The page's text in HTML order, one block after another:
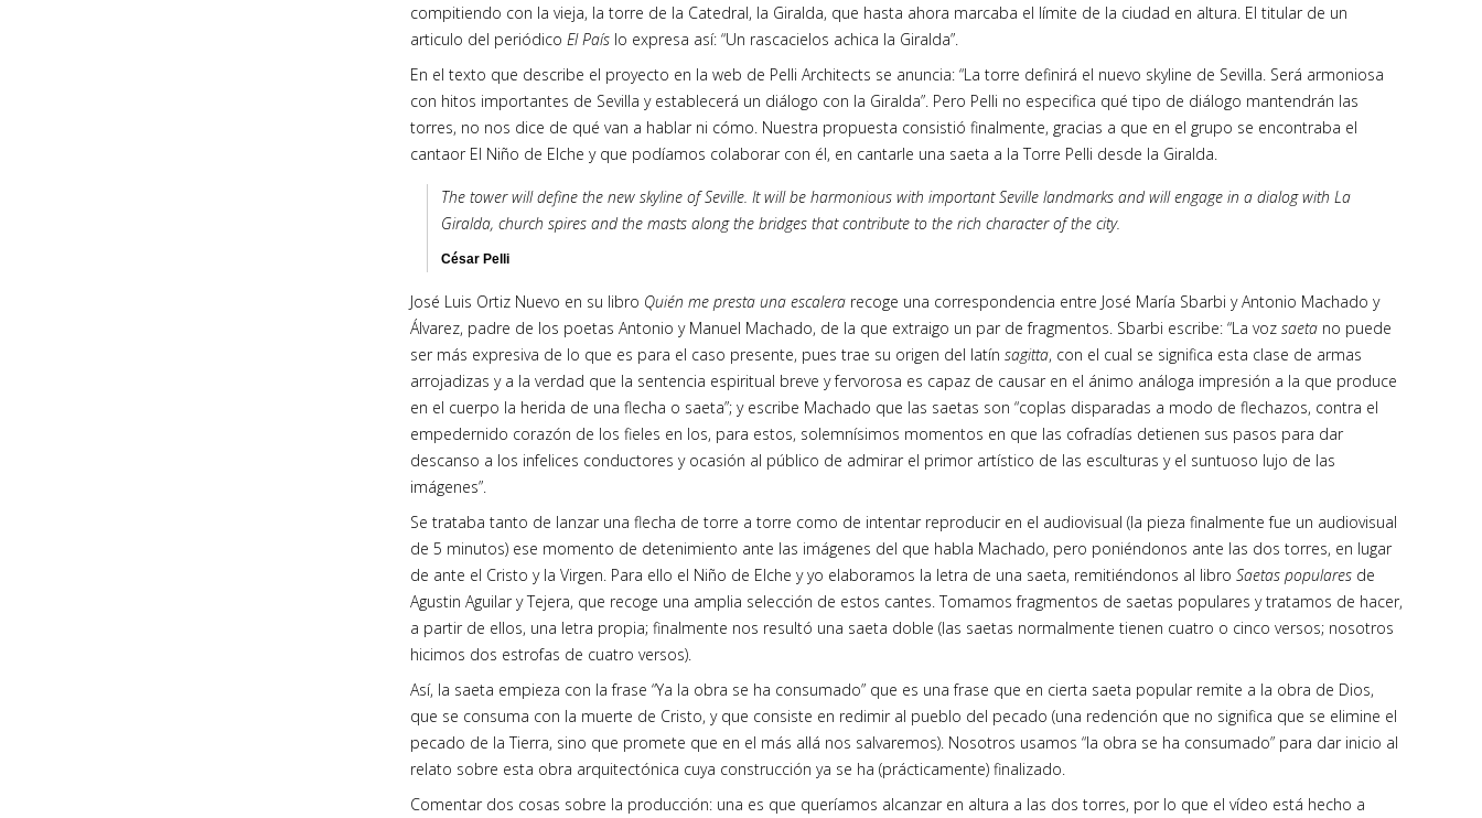
compitiendo con la vieja, la torre de la Catedral, la Giralda, que hasta ahora marcaba el límite de la ciudad en altura. El titular de un
articulo del periódico El País lo expresa así: “Un rascacielos achica la Giralda”.
En el texto que describe el proyecto en la web de Pelli Architects se anuncia: “La torre definirá el nuevo skyline de Sevilla. Será armoniosa
con hitos importantes de Sevilla y establecerá un diálogo con la Giralda”. Pero Pelli no especifica qué tipo de diálogo mantendrán las
torres, no nos dice de qué van a hablar ni cómo. Nuestra propuesta consistió finalmente, gracias a que en el grupo se encontraba el
cantaor El Niño de Elche y que podíamos colaborar con él, en cantarle una saeta a la Torre Pelli desde la Giralda.
The tower will define the new skyline of Seville. It will be harmonious with important Seville landmarks and will engage in a dialog with La
Giralda, church spires and the masts along the bridges that contribute to the rich character of the city.
César Pelli
José Luis Ortiz Nuevo en su libro Quién me presta una escalera recoge una correspondencia entre José María Sbarbi y Antonio Machado y
Álvarez, padre de los poetas Antonio y Manuel Machado, de la que extraigo un par de fragmentos. Sbarbi escribe: “La voz saeta no puede
ser más expresiva de lo que es para el caso presente, pues trae su origen del latín sagitta, con el cual se significa esta clase de armas
arrojadizas y a la verdad que la sentencia espiritual breve y fervorosa es capaz de causar en el ánimo análoga impresión a la que produce
en el cuerpo la herida de una flecha o saeta”; y escribe Machado que las saetas son “coplas disparadas a modo de flechazos, contra el
empedernido corazón de los fieles en los, para estos, solemnísimos momentos en que las cofradías detienen sus pasos para dar
descanso a los infelices conductores y ocasión al público de admirar el primor artístico de las esculturas y el suntuoso lujo de las
imágenes”.
Se trataba tanto de lanzar una flecha de torre a torre como de intentar reproducir en el audiovisual (la pieza finalmente fue un audiovisual
de 5 minutos) ese momento de detenimiento ante las imágenes del que habla Machado, pero poniéndonos ante las dos torres, en lugar
de ante el Cristo y la Virgen. Para ello el Niño de Elche y yo elaboramos la letra de una saeta, remitiéndonos al libro Saetas populares de
Agustin Aguilar y Tejera, que recoge una amplia selección de estos cantes. Tomamos fragmentos de saetas populares y tratamos de hacer,
a partir de ellos, una letra propia; finalmente nos resultó una saeta doble (las saetas normalmente tienen cuatro o cinco versos; nosotros
hicimos dos estrofas de cuatro versos).
Así, la saeta empieza con la frase “Ya la obra se ha consumado” que es una frase que en cierta saeta popular remite a la obra de Dios,
que se consuma con la muerte de Cristo, y que consiste en redimir al pueblo del pecado (una redención que no significa que se elimine el
pecado de la Tierra, sino que promete que en el más allá nos salvaremos). Nosotros usamos “la obra se ha consumado” para dar inicio al
relato sobre esta obra arquitectónica cuya construcción ya se ha (prácticamente) finalizado.
Comentar dos cosas sobre la producción: una es que queríamos alcanzar en altura a las dos torres, por lo que el vídeo está hecho a